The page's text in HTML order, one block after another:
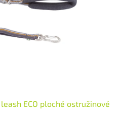
ECO ploché ostružinové